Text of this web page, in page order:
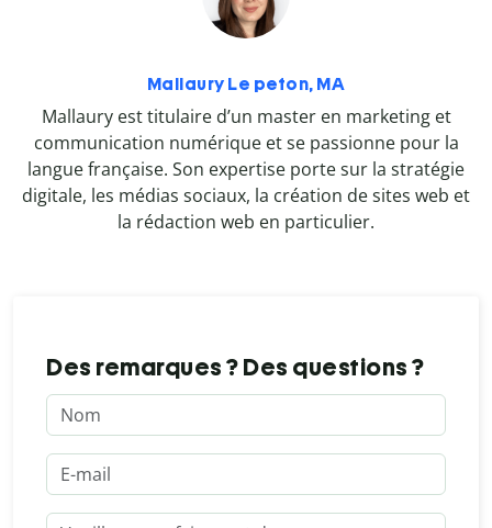
Mallaury Le peton, MA
Mallaury est titulaire d’un master en marketing et
communication numérique et se passionne pour la
langue française. Son expertise porte sur la stratégie
digitale, les médias sociaux, la création de sites web et
la rédaction web en particulier.
Des remarques ? Des questions ?